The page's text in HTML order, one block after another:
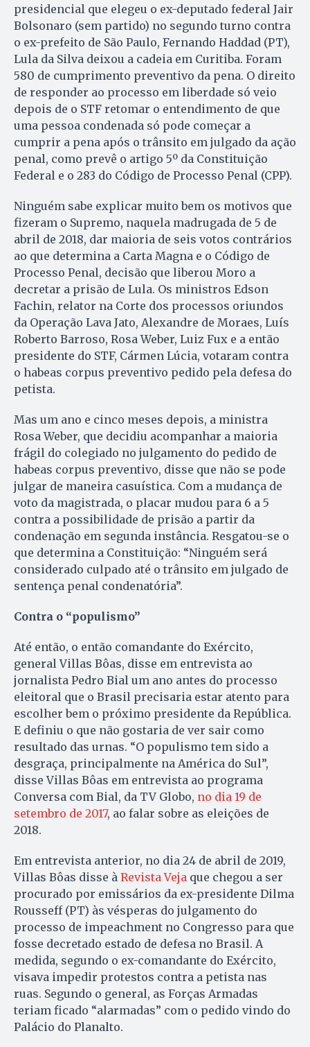
presidencial que elegeu o ex-deputado federal Jair
Bolsonaro (sem partido) no segundo turno contra
o ex-prefeito de São Paulo, Fernando Haddad (PT),
Lula da Silva deixou a cadeia em Curitiba. Foram
580 de cumprimento preventivo da pena. O direito
de responder ao processo em liberdade só veio
depois de o STF retomar o entendimento de que
uma pessoa condenada só pode começar a
cumprir a pena após o trânsito em julgado da ação
penal, como prevê o artigo 5º da Constituição
Federal e o 283 do Código de Processo Penal (CPP).
Ninguém sabe explicar muito bem os motivos que
fizeram o Supremo, naquela madrugada de 5 de
abril de 2018, dar maioria de seis votos contrários
ao que determina a Carta Magna e o Código de
Processo Penal, decisão que liberou Moro a
decretar a prisão de Lula. Os ministros Edson
Fachin, relator na Corte dos processos oriundos
da Operação Lava Jato, Alexandre de Moraes, Luís
Roberto Barroso, Rosa Weber, Luiz Fux e a então
presidente do STF, Cármen Lúcia, votaram contra
o habeas corpus preventivo pedido pela defesa do
petista.
Mas um ano e cinco meses depois, a ministra
Rosa Weber, que decidiu acompanhar a maioria
frágil do colegiado no julgamento do pedido de
habeas corpus preventivo, disse que não se pode
julgar de maneira casuística. Com a mudança de
voto da magistrada, o placar mudou para 6 a 5
contra a possibilidade de prisão a partir da
condenação em segunda instância. Resgatou-se o
que determina a Constituição: “Ninguém será
considerado culpado até o trânsito em julgado de
sentença penal condenatória”.
Contra o “populismo”
Até então, o então comandante do Exército,
general Villas Bôas, disse em entrevista ao
jornalista Pedro Bial um ano antes do processo
eleitoral que o Brasil precisaria estar atento para
escolher bem o próximo presidente da República.
E definiu o que não gostaria de ver sair como
resultado das urnas. “O populismo tem sido a
desgraça, principalmente na América do Sul”,
disse Villas Bôas em entrevista ao programa
Conversa com Bial, da TV Globo, no dia 19 de
setembro de 2017, ao falar sobre as eleições de
2018.
Em entrevista anterior, no dia 24 de abril de 2019,
Villas Bôas disse à Revista Veja que chegou a ser
procurado por emissários da ex-presidente Dilma
Rousseff (PT) às vésperas do julgamento do
processo de impeachment no Congresso para que
fosse decretado estado de defesa no Brasil. A
medida, segundo o ex-comandante do Exército,
visava impedir protestos contra a petista nas
ruas. Segundo o general, as Forças Armadas
teriam ficado “alarmadas” com o pedido vindo do
Palácio do Planalto.